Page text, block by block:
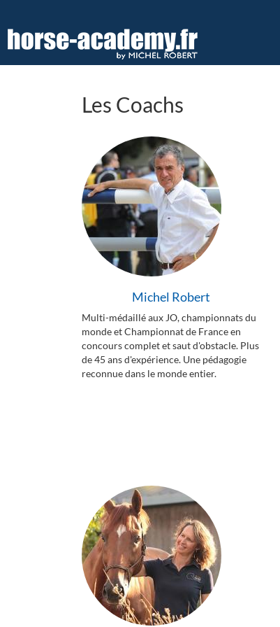
au
contenu
Les Coachs
Michel Robert
Multi-médaillé aux JO, championnats du
monde et Championnat de France en
concours complet et saut d'obstacle. Plus
de 45 ans d'expérience. Une pédagogie
reconnue dans le monde entier.